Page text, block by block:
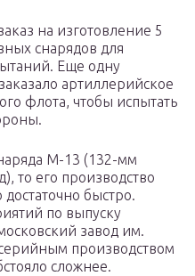
на изготовление 5
снарядов для
Еще одну
артиллерийское
флота, чтобы испытать
М-13 (132-мм
то его производство
быстро.
по выпуску
завод им.
производством
сложнее.